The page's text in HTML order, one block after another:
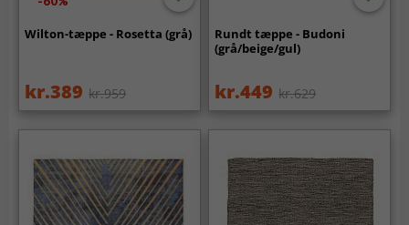
Wilton-tæppe - Rosetta (grå)
kr.389 kr.959
Rundt tæppe - Budoni
(grå/beige/gul)
kr.449 kr.629